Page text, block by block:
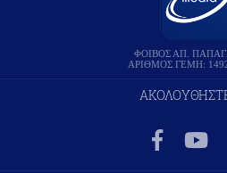
ΦΟΙΒΟΣ ΑΠ.
ΑΡΙΘΜΟΣ ΓΕΜΗ: